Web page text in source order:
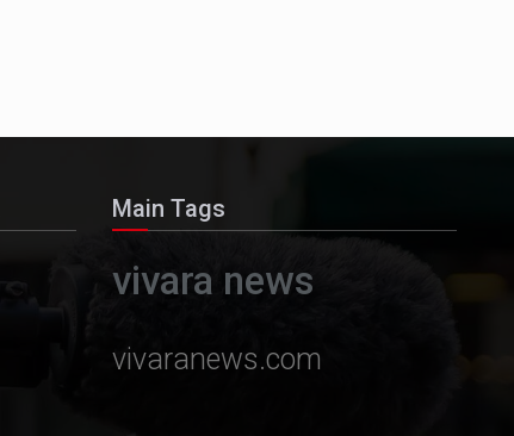
Main Tags
vivara news
vivaranews.com